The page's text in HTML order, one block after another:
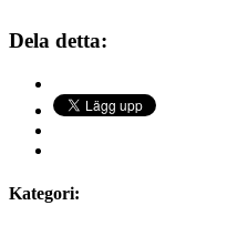
Dela detta:
Kategori: